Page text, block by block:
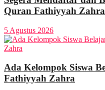
Quran Fathiyyah Zahra
5 Agustus 2026
Ada Kelompok Siswa
Fathiyyah Zahra